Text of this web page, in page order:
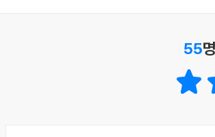
55